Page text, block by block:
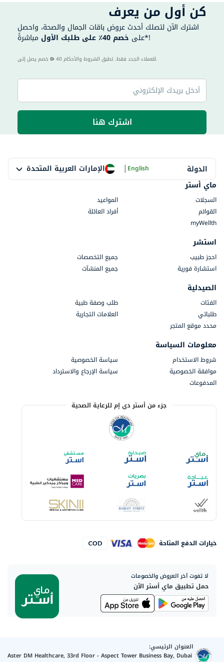
كن أول من يعرف
اشترك الآن لتصلك أحدث عروض باقات الجمال والصحة، واحصل
على خصم 40٪ على طلبك الأول مباشرةً*!
40 للعملاء الجدد فقط. تطبق الشروط والأحكام.
اشترك هنا
الدولة الإمارات العربية المتحدة |English
ماي أستر
السجلات
المواعيد
القوائم
أفراد العائلة
myWellth
استشر
احجز طبيب
جميع التخصصات
استشارة فورية
جميع المنشآت
الصيدلية
الفئات
طلب وصفة طبية
طلباتي
العلامات التجارية
محدد موقع المتجر
معلومات السياسة
شروط الاستخدام
سياسة الخصوصية
موافقة الخصوصية
سياسة الإرجاع والاسترداد
المدفوعات
جزء من أستر دي إم للرعاية الصحية
خيارات الدفع المتاحة
لا تفوت آخر العروض والخصومات
حمل تطبيق ماي أستر الآن
العنوان الرئيسي:
Aster DM Healthcare, 33rd Floor - Aspect Tower Business Bay, Dubai